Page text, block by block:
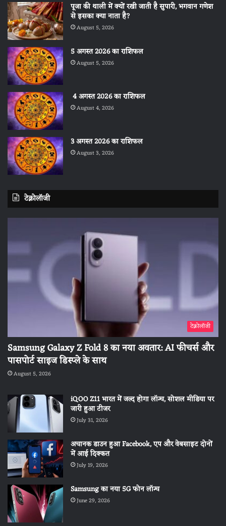
पूजा की थाली में क्यों रखी जाती है सुपारी, भगवान गणेश
से इसका क्या नाता है?
August 5, 2026
5 अगस्त 2026 का राशिफल
August 5, 2026
4 अगस्त 2026 का राशिफल
August 4, 2026
3 अगस्त 2026 का राशिफल
August 3, 2026
टेक्नोलॉजी
टेक्नोलॉजी
Samsung Galaxy Z Fold 8 का नया अवतार: AI फीचर्स और
पासपोर्ट साइज डिस्प्ले के साथ
August 5, 2026
iQOO Z11 भारत में जल्द होगा लॉन्च, सोशल मीडिया पर
जारी हुआ टीजर
July 31, 2026
अचानक डाउन हुआ Facebook, एप और वेबसाइट दोनों
में आई दिक्कत
July 19, 2026
Samsung का नया 5G फोन लॉन्च
June 29, 2026